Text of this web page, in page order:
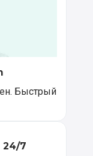
Быстрый
7